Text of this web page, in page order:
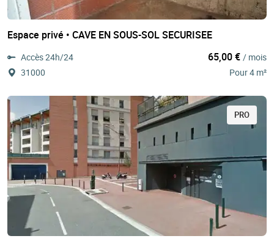
Espace privé • CAVE EN SOUS-SOL SECURISEE
Accès 24h/24
31000
65,00 € / mois
Pour 4 m²
PRO